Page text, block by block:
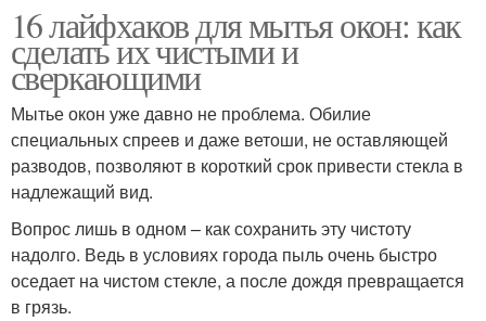
16 лайфхаков для мытья окон: как
сделать их чистыми и
сверкающими
Мытье окон уже давно не проблема. Обилие
специальных спреев и даже ветоши, не оставляющей
разводов, позволяют в короткий срок привести стекла в
надлежащий вид.
Вопрос лишь в одном – как сохранить эту чистоту
надолго. Ведь в условиях города пыль очень быстро
оседает на чистом стекле, а после дождя превращается
в грязь.